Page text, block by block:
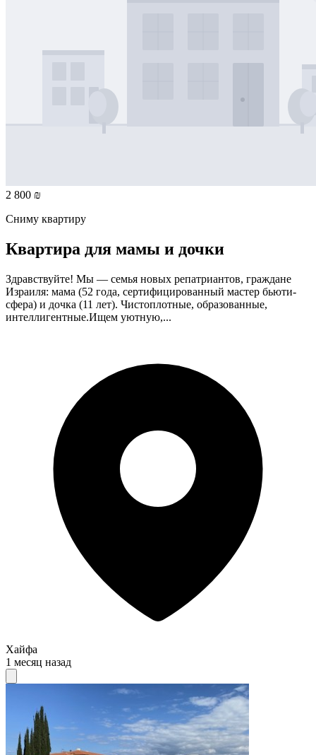
2 800 ₪
Сниму квартиру
Квартира для мамы и дочки
Здравствуйте! Мы — семья новых репатриантов, граждане
Израиля: мама (52 года, сертифицированный мастер бьюти-
сфера) и дочка (11 лет). Чистоплотные, образованные,
интеллигентные.Ищем уютную,...
Хайфа
1 месяц назад